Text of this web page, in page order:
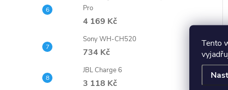
Tento
Pro
4 169 Kč
Sony WH-CH520
734 Kč
JBL Charge 6
3 118 Kč